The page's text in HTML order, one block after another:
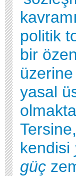
politik
bir
yasal
kendisi
güç